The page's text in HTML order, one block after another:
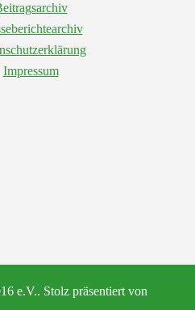
Impressum
e.V.. Stolz präsentiert von